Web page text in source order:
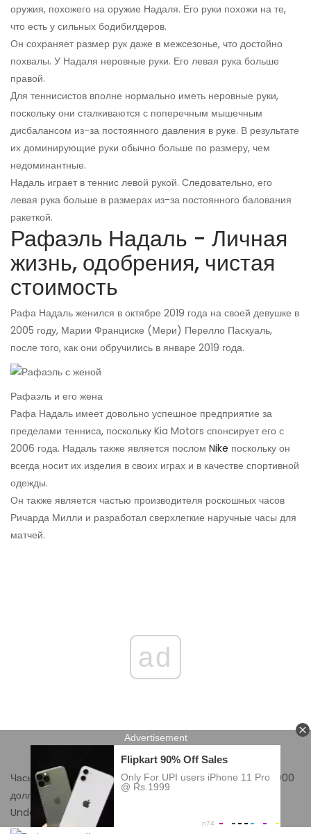
оружия, похожего на оружие Надаля. Его руки похожи на те,
что есть у сильных бодибилдеров.
Он сохраняет размер рук даже в межсезонье, что достойно
похвалы. У Надаля неровные руки. Его левая рука больше
правой.
Для теннисистов вполне нормально иметь неровные руки,
поскольку они сталкиваются с поперечным мышечным
дисбалансом из-за постоянного давления в руке. В результате
их доминирующие руки обычно больше по размеру, чем
недоминантные.
Надаль играет в теннис левой рукой. Следовательно, его
левая рука больше в размерах из-за постоянного балования
ракеткой.
Рафаэль Надаль - Личная
жизнь, одобрения, чистая
стоимость
Рафа Надаль женился в октябре 2019 года на своей девушке в
2005 году, Марии Франциске (Мери) Перелло Паскуаль,
после того, как они обручились в январе 2019 года.
Рафаэль и его жена
Рафа Надаль имеет довольно успешное предприятие за
пределами тенниса, поскольку Kia Motors спонсирует его с
2006 года. Надаль также является послом Nike поскольку он
всегда носит их изделия в своих играх и в качестве спортивной
одежды.
Он также является частью производителя роскошных часов
Ричарда Милли и разработал сверхлегкие наручные часы для
матчей.
ad
Часы, созданные с их помощью Надалем, оценены в 525 000
долларов США. Он также был лицом Emporio Armani
Underwear и Armani Jeans в 2011 году.